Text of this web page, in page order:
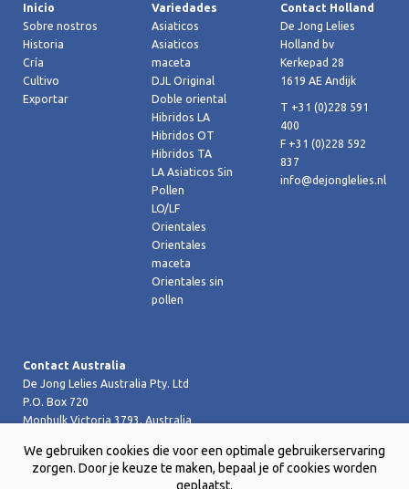
Inicio
Sobre nostros
Historia
Cría
Cultivo
Exportar
Variedades
Asiaticos
Asiaticos
maceta
DJL Original
Doble oriental
Hibridos LA
Hibridos OT
Hibridos TA
LA Asiaticos Sin
Pollen
LO/LF
Orientales
Orientales
maceta
Orientales sin
pollen
Contact Holland
De Jong Lelies
Holland bv
Kerkepad 28
1619 AE Andijk
T +31 (0)228 591
400
F +31 (0)228 592
837
info@dejonglelies.nl
Contact Australia
De Jong Lelies Australia Pty. Ltd
P.O. Box 720
Monbulk Victoria 3793, Australia
T +61 (0)359 619 188
F +61 (0)359 619 199 joost@dejongleliesaustralia.com.au
We gebruiken cookies die voor een optimale gebruikerservaring
zorgen. Door je keuze te maken, bepaal je of cookies worden
geplaatst.